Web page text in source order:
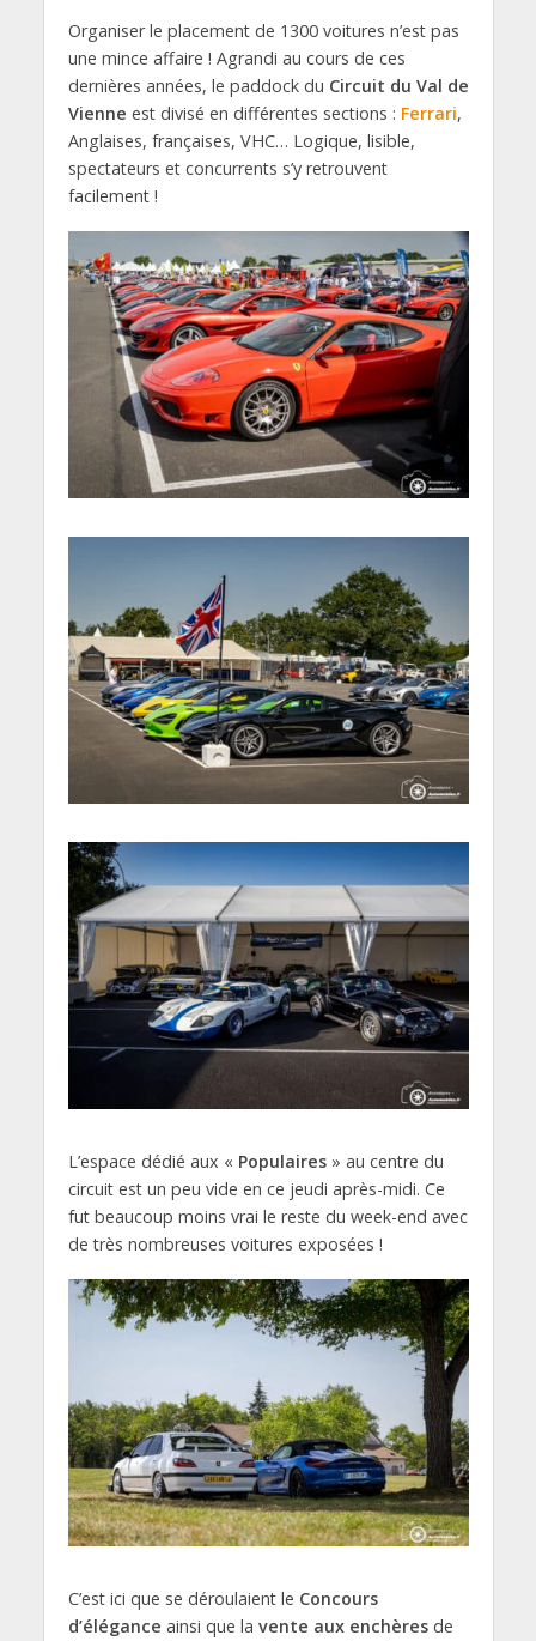
Organiser le placement de 1300 voitures n’est pas
une mince affaire ! Agrandi au cours de ces
dernières années, le paddock du Circuit du Val de
Vienne est divisé en différentes sections : Ferrari,
Anglaises, françaises, VHC… Logique, lisible,
spectateurs et concurrents s’y retrouvent
facilement !
L’espace dédié aux « Populaires» au centre du
circuit est un peu vide en ce jeudi après-midi. Ce
fut beaucoup moins vrai le reste du week-end avec
de très nombreuses voitures exposées !
C’est ici que se déroulaient le Concours
d’élégance ainsi que la vente aux enchèresde